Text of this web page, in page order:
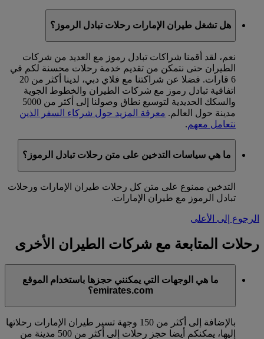
هل تشغل طيران الإمارات رحلات تبادل الرموز؟
نعم، لقد أقمنا شراكات تبادل رموز مع العديد من شركات
الطيران حتى نتمكن من تقديم خدمة رحلات محسنة لكم في
6 قارات. فضلا عن شراكتنا مع فلاي دبي، لدينا أكثر من 20
اتفاقية تبادل رموز مع شركات الطيران والخطوط الجوية
والسكك الحديدية لتوسيع نطاق وصولنا إلى أكثر من 5000
مدينة حول العالم. معرفة المزيد حول شركاء السفر الذين
نتعامل معهم.
ما هي سياسات التدخين على متن رحلات تبادل الرموز؟
التدخين ممنوع على متن كل رحلات طيران الإمارات ورحلات
تبادل الرموز مع طيران الإمارات.
الرجوع إلى الأعلى
رحلات المتابعة مع شركات الطيران الأخرى
ما هي الوجهات التي يمكنني حجزها باستخدام الموقع
emirates.com؟
بالإضافة إلى أكثر من 150 وجهة تسير طيران الإمارات رحلاتها
إليها، يمكنكم أيضا حجز رحلات إلى أكثر من 500 مدينة من